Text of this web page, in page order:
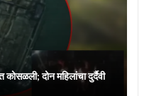
दोन महिलांचा दुर्दैवी